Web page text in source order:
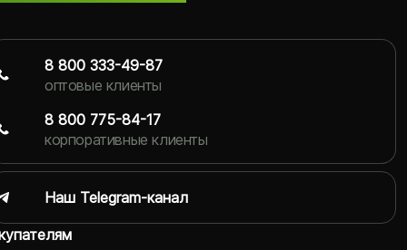
8 800 333-49-87
оптовые клиенты
8 800 775-84-17
корпоративные клиенты
Наш Telegram-канал